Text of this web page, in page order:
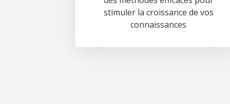
stimuler la croissance de vos
connaissances